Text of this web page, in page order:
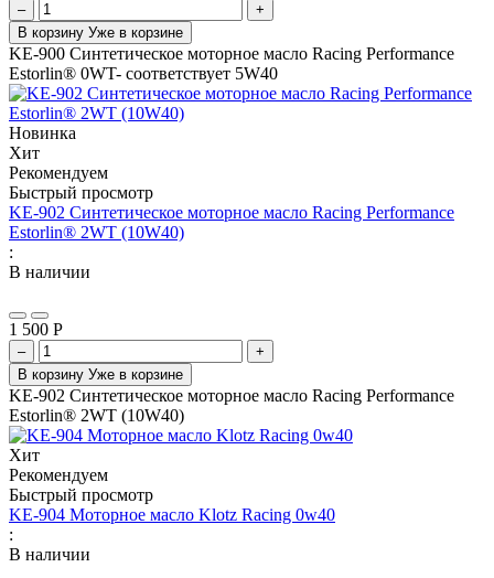
–
+
В корзину Уже в корзине
KE-900 Синтетическое моторное масло Racing Performance
Estorlin® 0WT- соответствует 5W40
Новинка
Хит
Рекомендуем
Быстрый просмотр
KE-902 Синтетическое моторное масло Racing Performance
Estorlin® 2WТ (10W40)
:
В наличии
1 500 Р
–
+
В корзину Уже в корзине
KE-902 Синтетическое моторное масло Racing Performance
Estorlin® 2WТ (10W40)
Хит
Рекомендуем
Быстрый просмотр
KE-904 Моторное масло Klotz Racing 0w40
:
В наличии